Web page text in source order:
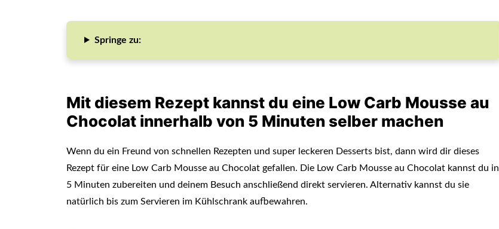
Springe zu:
Mit diesem Rezept kannst du eine Low Carb Mousse au
Chocolat innerhalb von 5 Minuten selber machen
Wenn du ein Freund von schnellen Rezepten und super leckeren Desserts bist, dann wird dir dieses
Rezept für eine Low Carb Mousse au Chocolat gefallen. Die Low Carb Mousse au Chocolat kannst du in
5 Minuten zubereiten und deinem Besuch anschließend direkt servieren. Alternativ kannst du sie
natürlich bis zum Servieren im Kühlschrank aufbewahren.